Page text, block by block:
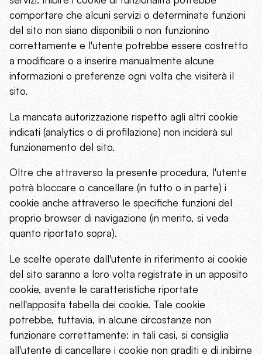
comportare che alcuni servizi o determinate funzioni
del sito non siano disponibili o non funzionino
correttamente e l'utente potrebbe essere costretto
a modificare o a inserire manualmente alcune
informazioni o preferenze ogni volta che visiterà il
sito.
La mancata autorizzazione rispetto agli altri cookie
indicati (analytics o di profilazione) non inciderà sul
funzionamento del sito.
Oltre che attraverso la presente procedura, l'utente
potrà bloccare o cancellare (in tutto o in parte) i
cookie anche attraverso le specifiche funzioni del
proprio browser di navigazione (in merito, si veda
quanto riportato sopra).
Le scelte operate dall'utente in riferimento ai cookie
del sito saranno a loro volta registrate in un apposito
cookie, avente le caratteristiche riportate
nell'apposita tabella dei cookie. Tale cookie
potrebbe, tuttavia, in alcune circostanze non
funzionare correttamente: in tali casi, si consiglia
all'utente di cancellare i cookie non graditi e di inibirne